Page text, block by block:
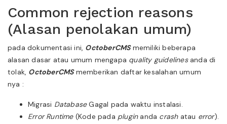
Common rejection reasons
(Alasan penolakan umum)
pada dokumentasi ini, OctoberCMSmemiliki beberapa
alasan dasar atau umum mengapa quality guidelinesanda di
tolak, OctoberCMSmemberikan daftar kesalahan umum
nya :
Migrasi DatabaseGagal pada waktu instalasi.
Error Runtime(Kode pada pluginanda crashatau error).